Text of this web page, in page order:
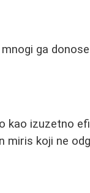
ga
kao izuzetno
miris koji ne